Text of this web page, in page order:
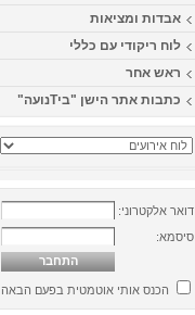
אבדות ומציאות
לוח ריקודי עם כללי
ראש אחר
כתבות אתר הישן "ביTנועה"
דואר אלקטרוני:
סיסמא:
הכנס אותי אוטמטית בפעם הבאה